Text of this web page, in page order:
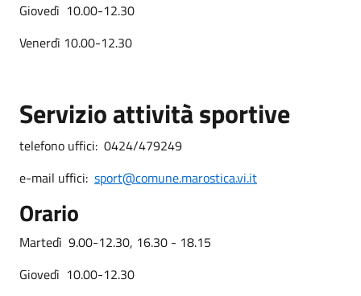
Giovedì 10.00-12.30
Venerdì 10.00-12.30
Servizio attività sportive
telefono uffici: 0424/479249
e-mail uffici: sport@comune.marostica.vi.it
Orario
Martedì 9.00-12.30, 16.30 - 18.15
Giovedì 10.00-12.30